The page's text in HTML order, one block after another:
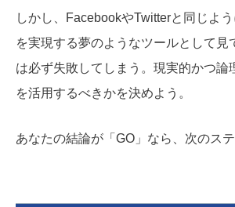
しかし、FacebookやTwitterと同じよ
を実現する夢のようなツールとして見
は必ず失敗してしまう。現実的かつ論
を活用するべきかを決めよう。
あなたの結論が「GO」なら、次のステ